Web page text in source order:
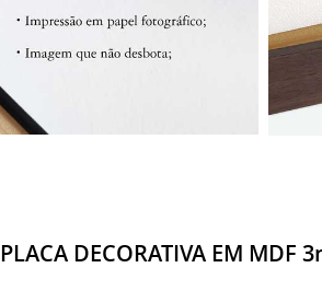
PLACA DECORATIVA EM MDF